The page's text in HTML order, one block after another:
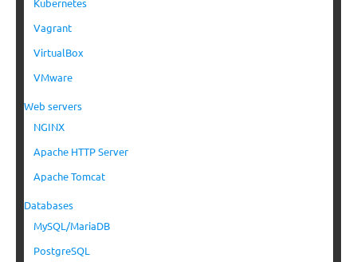
Kubernetes
Vagrant
VirtualBox
VMware
Web servers
NGINX
Apache HTTP Server
Apache Tomcat
Databases
MySQL/MariaDB
PostgreSQL